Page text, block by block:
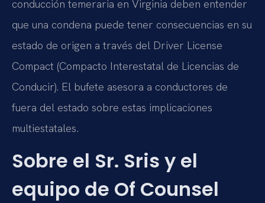
conducción temeraria en Virginia deben entender
que una condena puede tener consecuencias en su
estado de origen a través del Driver License
Compact (Compacto Interestatal de Licencias de
Conducir). El bufete asesora a conductores de
fuera del estado sobre estas implicaciones
multiestatales.
Sobre el Sr. Sris y el
equipo de Of Counsel